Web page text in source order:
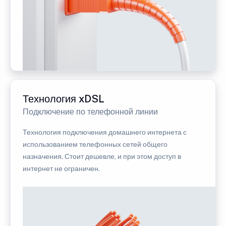
Технология xDSL
Подключение по телефонной линии
Технология подключения домашнего интернета с
использованием телефонных сетей общего
назначения. Стоит дешевле, и при этом доступ в
интернет не ограничен.